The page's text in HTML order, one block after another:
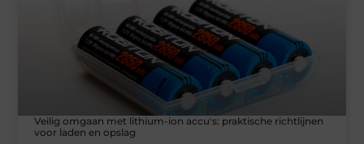
Veilig omgaan met lithium-ion accu's: praktische richtlijnen
voor laden en opslag